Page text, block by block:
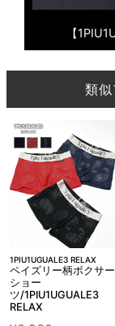
【
類
1PIU1UGUALE3 RELAX
ペイズリー柄ボクサー
ショー
ツ/1PIU1UGUALE3
RELAX